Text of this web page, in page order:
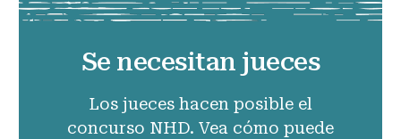
Se necesitan jueces
Los jueces hacen posible el
concurso NHD. Vea cómo puede